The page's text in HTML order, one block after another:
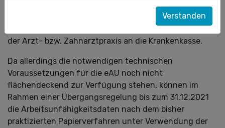
papiergebundene Verfahren ersetzen. Danach erfolgt
die Übermittlung von Daten über die Bescheinigung
von Arbeitsunfähigkeit digital auf direktem Weg von
der Arzt- bzw. Zahnarztpraxis an die Krankenkasse.
Da allerdings die notwendigen technischen
Voraussetzungen für die eAU noch nicht
flächendeckend zur Verfügung stehen, können im
Rahmen einer Übergangsregelung bis zum 31.12.2021
die Arbeitsunfähigkeitsdaten nach dem bisher
praktizierten Papierverfahren unter Verwendung der
Verstanden